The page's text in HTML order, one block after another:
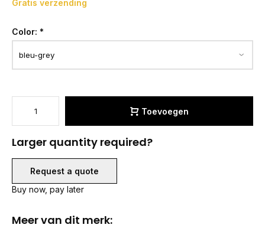
Gratis verzending
Color: *
Toevoegen
Larger quantity required?
Request a quote
Buy now, pay later
Meer van dit merk: